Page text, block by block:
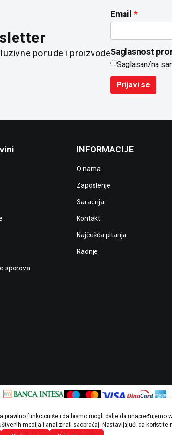
ponude i proizvode
Email
Saglasnost
Saglasan/na
Prijavi se
sporova
INFORMACIJE
O nama
Zaposlenje
Saradnja
Kontakt
Najčešća pitanja
Radnje
prikazu slika i samim cenama, ali ne možemo
sajtu su deo naše ponude i ne podrazumevaju da su dostupni
funkcioniše i da bismo mogli dalje da unapređujemo
medija i analizirali saobraćaj. Nastavljajući da koristite